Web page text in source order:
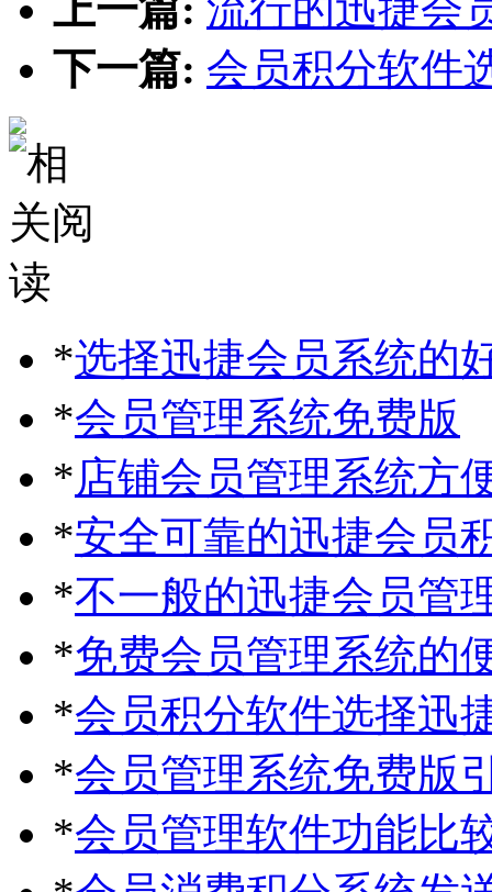
下一篇: 会员积分软件
*选择迅捷会员系统的
*会员管理系统免费版
*店铺会员管理系统方
*安全可靠的迅捷会员
*不一般的迅捷会员管
*免费会员管理系统的
*会员积分软件选择迅
*会员管理系统免费版
*会员管理软件功能比